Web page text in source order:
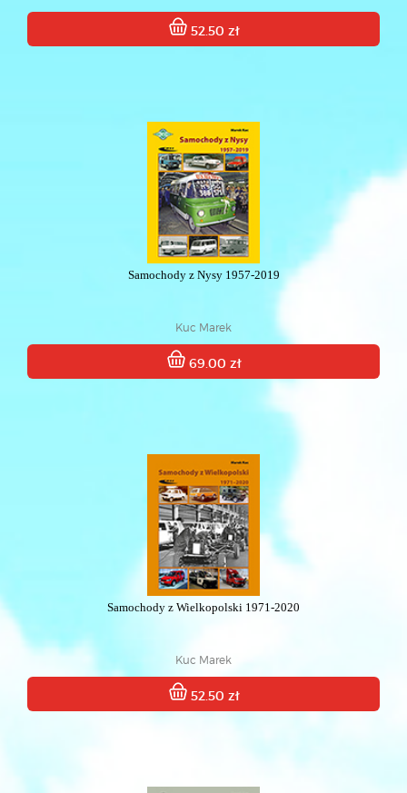
52.50 zł
Samochody z Nysy 1957-2019
Kuc Marek
69.00 zł
Samochody z Wielkopolski 1971-2020
Kuc Marek
52.50 zł